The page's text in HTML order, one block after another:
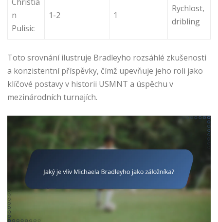
n
Pulisic
1-2 1
Rychlost,
dribling
Toto srovnání ilustruje Bradleyho rozsáhlé zkušenosti
a konzistentní příspěvky, čímž upevňuje jeho roli jako
klíčové postavy v historii USMNT a úspěchu v
mezinárodních turnajích.